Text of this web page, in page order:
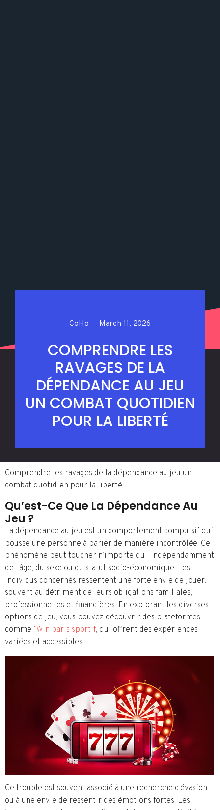
CoHo March 11, 2026
COMPRENDRE LES
RAVAGES DE LA
DÉPENDANCE AU JEU
UN COMBAT QUOTIDIEN
POUR LA LIBERTÉ
Comprendre les ravages de la dépendance au jeu un
combat quotidien pour la liberté
Qu’est-Ce Que La Dépendance Au
Jeu ?
La dépendance au jeu est un comportement compulsif qui
pousse une personne à parier de manière incontrôlée. Ce
phénomène peut toucher n’importe qui, indépendamment
de l’âge, du sexe ou du statut socio-économique. Les
individus concernés ressentent une forte envie de jouer,
souvent au détriment de leurs obligations familiales,
professionnelles et financières. En explorant les diverses
options de jeu, vous pouvez découvrir des plateformes
comme 1Win paris sportif, qui offrent des expériences
variées et accessibles.
Ce trouble est souvent associé à une recherche d’évasion
ou à une envie de ressentir des émotions fortes. Les